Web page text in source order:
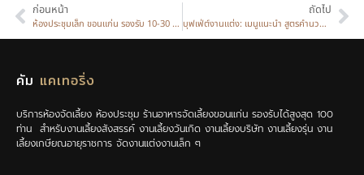
ก่อนหน้า
ห้องประชุมเล็ก ขอนแก่น รองรับ 10-30 คน: อุปกรณ์ครบ โปรจันทร์-พฤหัส ฟรี 2 ชม.
ถัดไป
บุฟเฟ่ต์งานแต่ง: เมนูแนะนำ สูตรคำนวณปริมาณอาหาร ไม่ให้เหลือหรือขาด
คัม แคเทอริ่ง
บริการห้องจัดเลี้ยง ห้องประชุม ร้านอาหารจัดเลี้ยงขอนแก่น รองรับได้สูงสุด 100
ท่าน สำหรับงานเลี้ยงสังสรรค์ งานเลี้ยงวันเกิด งานเลี้ยงบริษัท งานเลี้ยงรุ่น งาน
เลี้ยงเกษียณอายุราชการ จัดงานแต่งงานเล็ก ๆ